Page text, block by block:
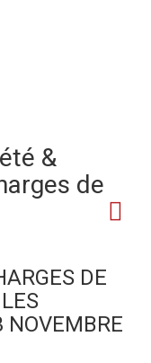
&
de
DE
NOVEMBRE